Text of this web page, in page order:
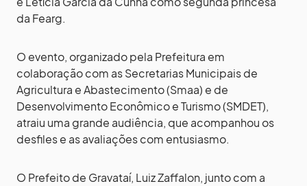
da Fearg.
O evento, organizado pela Prefeitura em
colaboração com as Secretarias Municipais de
Agricultura e Abastecimento (Smaa) e de
Desenvolvimento Econômico e Turismo (SMDET),
atraiu uma grande audiência, que acompanhou os
desfiles e as avaliações com entusiasmo.
O Prefeito de Gravataí, Luiz Zaffalon, junto com a